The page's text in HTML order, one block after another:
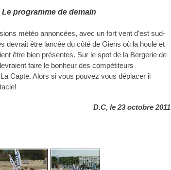
Le programme de demain
météo annoncées, avec un fort vent d'est sud-
devrait être lancée du côté de Giens où la houle et
être bien présentes. Sur le spot de la Bergerie de
faire le bonheur des compétiteurs
Capte. Alors si vous pouvez vous déplacer il
D.C, le 23 octobre 2011